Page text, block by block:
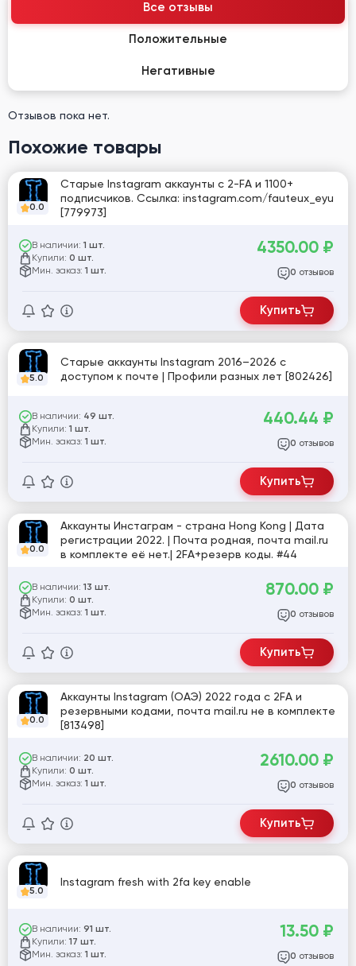
Все отзывы
Положительные
Негативные
Отзывов пока нет.
Похожие товары
0.0
Старые Instagram аккаунты с 2-FA и 1100+
подписчиков. Ссылка: instagram.com/fauteux_eyu
[779973]
В наличии: 1 шт.
Купили: 0 шт.
Мин. заказ: 1 шт.
4350.00 ₽
0 отзывов
Купить
5.0
Старые аккаунты Instagram 2016–2026 с
доступом к почте | Профили разных лет [802426]
В наличии: 49 шт.
Купили: 1 шт.
Мин. заказ: 1 шт.
440.44 ₽
0 отзывов
Купить
0.0
Аккаунты Инстаграм - страна Hong Kong | Дата
регистрации 2022. | Почта родная, почта mail.ru
в комплекте её нет.| 2FA+резерв коды. #44
В наличии: 13 шт.
Купили: 0 шт.
Мин. заказ: 1 шт.
870.00 ₽
0 отзывов
Купить
0.0
Аккаунты Instagram (ОАЭ) 2022 года с 2FA и
резервными кодами, почта mail.ru не в комплекте
[813498]
В наличии: 20 шт.
Купили: 0 шт.
Мин. заказ: 1 шт.
2610.00 ₽
0 отзывов
Купить
5.0
Instagram fresh with 2fa key enable
В наличии: 91 шт.
Купили: 17 шт.
Мин. заказ: 1 шт.
13.50 ₽
0 отзывов